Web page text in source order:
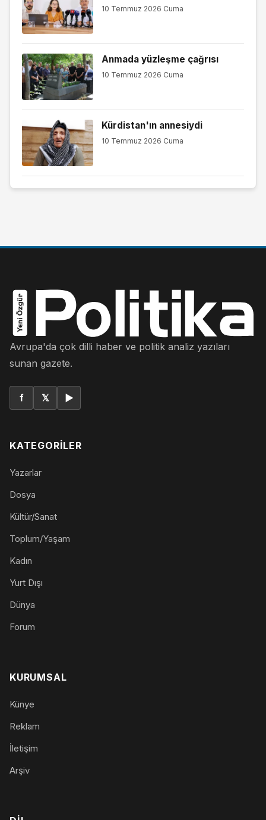
10 Temmuz 2026 Cuma
Anmada yüzleşme çağrısı
10 Temmuz 2026 Cuma
Kürdistan'ın annesiydi
10 Temmuz 2026 Cuma
Avrupa'da çok dilli haber ve politik analiz yazıları
sunan gazete.
f 𝕏 ▶
KATEGORILER
Yazarlar
Dosya
Kültür/Sanat
Toplum/Yaşam
Kadın
Yurt Dışı
Dünya
Forum
KURUMSAL
Künye
Reklam
İletişim
Arşiv